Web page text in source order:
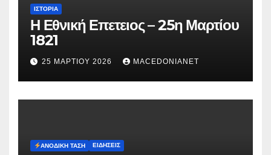
ΙΣΤΟΡΊΑ
Η Εθνική Επετειος – 25η Μαρτίου
1821
25 ΜΑΡΤΊΟΥ 2026 MACEDONIANET
ΑΝΟΔΙΚΉ ΤΆΣΗ ΕΙΔΉΣΕΙΣ